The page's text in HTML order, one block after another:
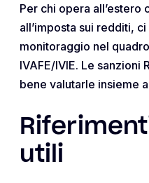
Per chi opera
all’imposta sui redditi,
monitoraggio nel
IVAFE/IVIE. Le sanzioni
bene valutarle insieme
utili